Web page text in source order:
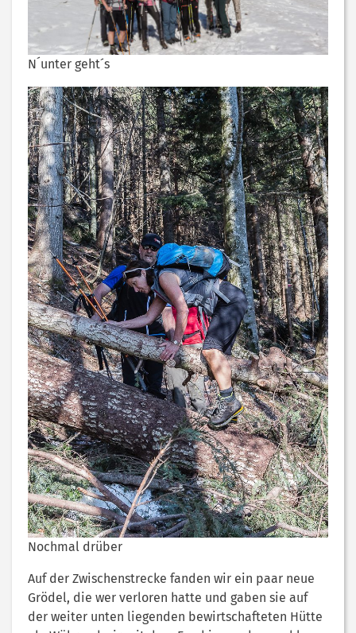
N´unter geht´s
Nochmal drüber
Auf der Zwischenstrecke fanden wir ein paar neue
Grödel, die wer verloren hatte und gaben sie auf
der weiter unten liegenden bewirtschafteten Hütte